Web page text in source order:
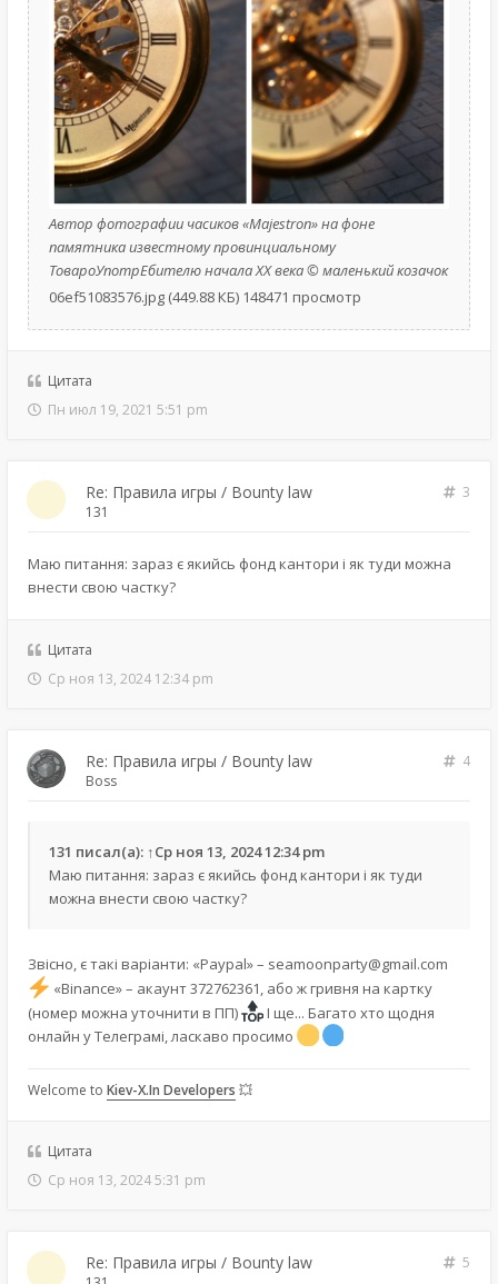
Автор фотографии часиков «Majestron» на фоне
памятника известному провинциальному
ТовароУпотрЕбителю начала XX века © маленький козачок
06ef51083576.jpg (449.88 КБ) 148471 просмотр
Цитата
Пн июл 19, 2021 5:51 pm
Re: Правила игры / Bounty law
3
131
Маю питання: зараз є якийсь фонд кантори і як туди можна
внести свою частку?
Цитата
Ср ноя 13, 2024 12:34 pm
Re: Правила игры / Bounty law
4
Boss
131 писал(а): ↑Ср ноя 13, 2024 12:34 pm
Маю питання: зараз є якийсь фонд кантори і як туди
можна внести свою частку?
Звісно, є такі варіанти: «Paypal» – seamoonparty@gmail.com
«Binance» – акаунт 372762361, або ж гривня на картку
(номер можна уточнити в ПП)
І ще... Багато хто щодня
онлайн у Телеграмі, ласкаво просимо
Welcome to Kiev-X.In Developers 💥
Цитата
Ср ноя 13, 2024 5:31 pm
Re: Правила игры / Bounty law
5